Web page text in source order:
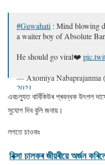
#Guwahati : Mind blowing
a waiter boy of Absolute
He should go viral❤️
— Axomiya Nabaprajanma
2021
এবচল্যুত বাৰ্বিকিউৰ প্ৰবন্ধক উৎপল
সুযোগ দিব বুলি জনায়।
লগতে চাওকঃ
ৰিক্সা চালকৰ জীয়ৰীয়ে অৰ্জন